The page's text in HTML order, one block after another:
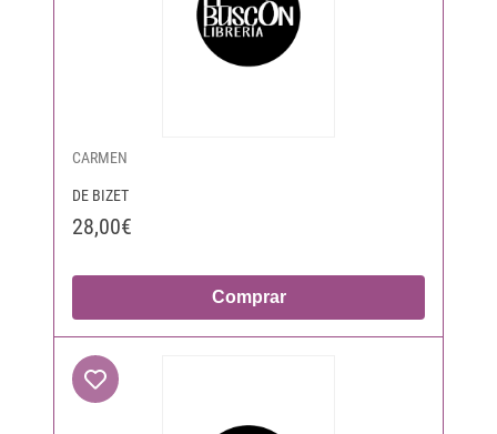
CARMEN
DE BIZET
28,00€
Comprar